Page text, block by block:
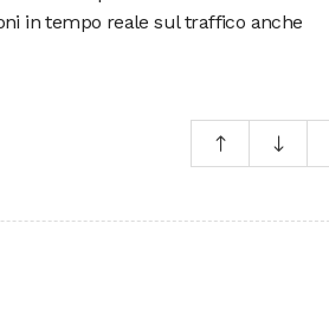
in tempo reale sul traffico anche